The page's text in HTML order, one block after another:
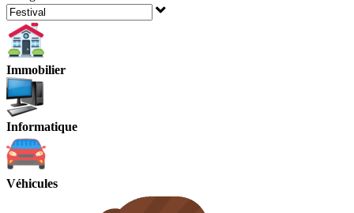
Immobilier
Informatique
Véhicules